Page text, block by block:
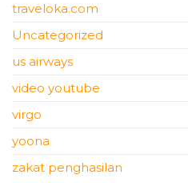
traveloka.com
Uncategorized
us airways
video youtube
virgo
yoona
zakat penghasilan